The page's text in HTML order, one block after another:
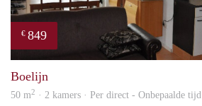
€ 849
Boelijn
50 m2 · 2 kamers · Per direct - Onbepaalde tijd